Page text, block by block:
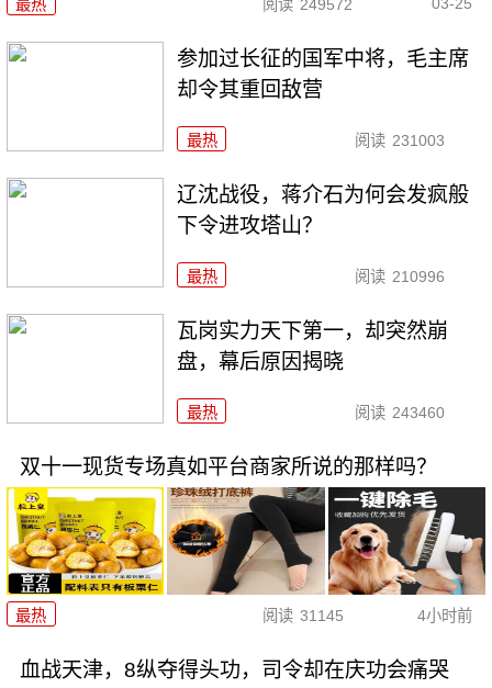
最热 阅读 249572
参加过长征的国军中将，毛主席
却令其重回敌营
最热 阅读 231003
辽沈战役，蒋介石为何会发疯般
下令进攻塔山？
最热 阅读 210996
瓦岗实力天下第一，却突然崩
盘，幕后原因揭晓
最热 阅读 243460
双十一现货专场真如平台商家所说的那样吗？
最热 阅读 31145 4小时前
血战天津，8纵夺得头功，司令却在庆功会痛哭